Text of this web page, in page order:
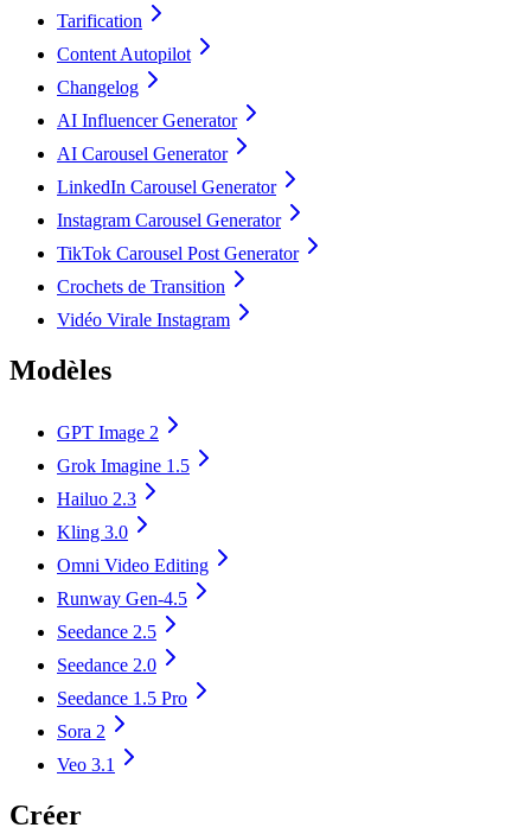
Tarification
Content Autopilot
Changelog
AI Influencer Generator
AI Carousel Generator
LinkedIn Carousel Generator
Instagram Carousel Generator
TikTok Carousel Post Generator
Crochets de Transition
Vidéo Virale Instagram
Modèles
GPT Image 2
Grok Imagine 1.5
Hailuo 2.3
Kling 3.0
Omni Video Editing
Runway Gen-4.5
Seedance 2.5
Seedance 2.0
Seedance 1.5 Pro
Sora 2
Veo 3.1
Créer